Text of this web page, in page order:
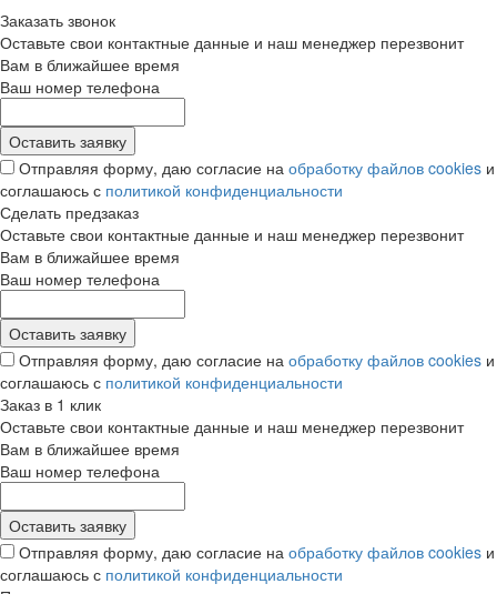
Заказать звонок
Оставьте свои контактные данные и наш менеджер перезвонит
Вам в ближайшее время
Ваш номер телефона
Отправляя форму, даю согласие на обработку файлов cookies и
соглашаюсь с политикой конфиденциальности
Сделать предзаказ
Оставьте свои контактные данные и наш менеджер перезвонит
Вам в ближайшее время
Ваш номер телефона
Отправляя форму, даю согласие на обработку файлов cookies и
соглашаюсь с политикой конфиденциальности
Заказ в 1 клик
Оставьте свои контактные данные и наш менеджер перезвонит
Вам в ближайшее время
Ваш номер телефона
Отправляя форму, даю согласие на обработку файлов cookies и
соглашаюсь с политикой конфиденциальности